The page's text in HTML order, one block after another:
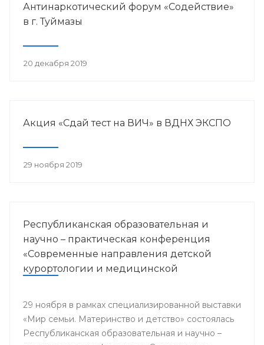
Антинаркотический форум «Содействие»
в г. Туймазы
20 декабря 2019
Акция «Сдай тест на ВИЧ» в ВДНХ ЭКСПО
29 ноября 2019
Республиканская образовательная и
научно – практическая конференция
«Современные направления детской
курортологии и медицинской
29 ноября в рамках специализированной выставки
«Мир семьи. Материнство и детство» состоялась
Республиканская образовательная и научно –